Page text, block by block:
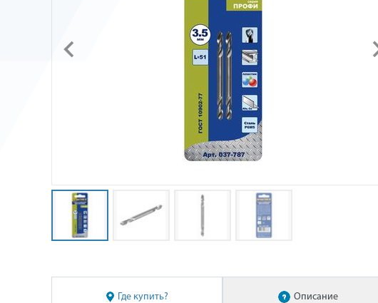
Где купить? Описание